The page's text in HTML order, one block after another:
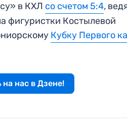
в КХЛ со счетом 5:4,
фигуристки Костылевой
Кубку Первого
нас в Дзене!